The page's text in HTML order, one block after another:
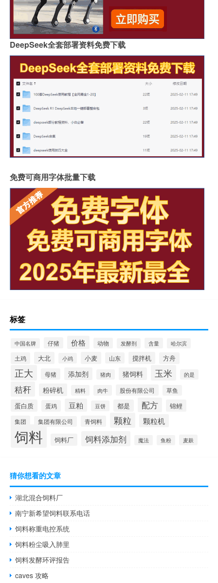
DeepSeek全套部署资料免费下载
免费可商用字体批量下载
标签
中国名牌 仔猪 价格 动物 发酵剂 含量 哈尔滨
土鸡 大北 小鸡 小麦 山东 搅拌机 方舟
正大 母猪 添加剂 猪肉 猪饲料 玉米 的是
秸秆 粉碎机 精料 肉牛 股份有限公司 草鱼
蛋白质 蛋鸡 豆粕 豆饼 都是 配方 锦鲤
集团 集团有限公司 青饲料 颗粒 颗粒机
饲料 饲料厂 饲料添加剂 魔法 鱼粉 麦麸
猜你想看的文章
湖北混合饲料厂
南宁新希望饲料联系电话
饲料称重电控系统
饲料粉尘吸入肺里
饲料发酵环评报告
caves 攻略